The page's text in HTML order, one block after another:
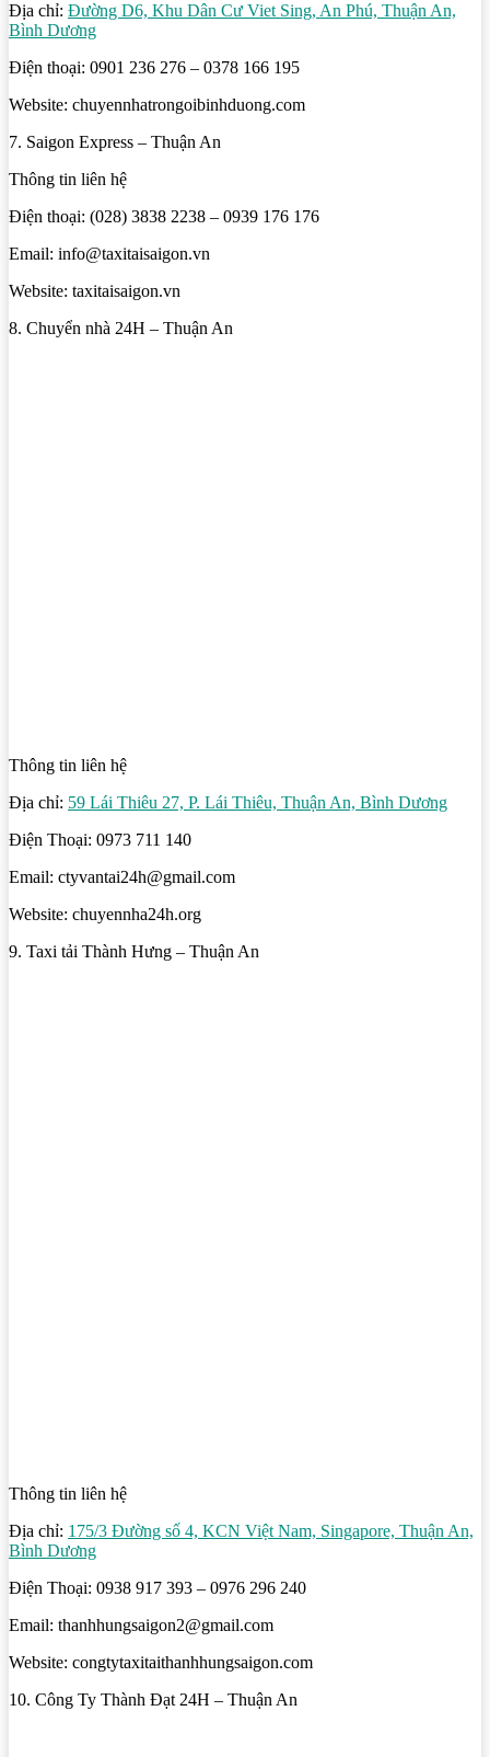
Địa chỉ: Đường D6, Khu Dân Cư Viet Sing, An Phú, Thuận An,
Bình Dương
Điện thoại: 0901 236 276 – 0378 166 195
Website: chuyennhatrongoibinhduong.com
7. Saigon Express – Thuận An
Thông tin liên hệ
Điện thoại: (028) 3838 2238 – 0939 176 176
Email: info@taxitaisaigon.vn
Website: taxitaisaigon.vn
8. Chuyển nhà 24H – Thuận An
Thông tin liên hệ
Địa chỉ: 59 Lái Thiêu 27, P. Lái Thiêu, Thuận An, Bình Dương
Điện Thoại: 0973 711 140
Email: ctyvantai24h@gmail.com
Website: chuyennha24h.org
9. Taxi tải Thành Hưng – Thuận An
Thông tin liên hệ
Địa chỉ: 175/3 Đường số 4, KCN Việt Nam, Singapore, Thuận An,
Bình Dương
Điện Thoại: 0938 917 393 – 0976 296 240
Email: thanhhungsaigon2@gmail.com
Website: congtytaxitaithanhhungsaigon.com
10. Công Ty Thành Đạt 24H – Thuận An